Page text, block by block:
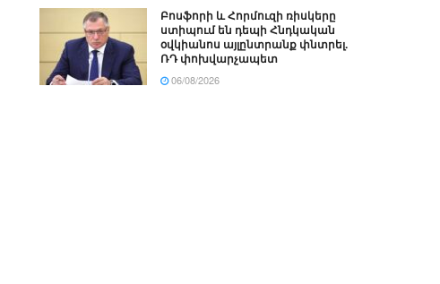
Բոսֆորի և Հորմուզի ռիսկերը
ստիպում են դեպի Հնդկական
օվկիանոս այլընտրանք փնտրել.
ՌԴ փոխվարչապետ
06/08/2026